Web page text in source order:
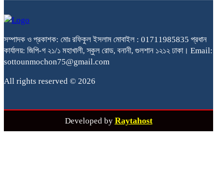
সম্পাদক ও প্রকাশক: মোঃ রফিকুল ইসলাম মোবাইল : 01711985835 প্রধান
কার্যালয়: জিপি-গ ২১/১ মহাখালী, স্কুল রোড, বনানী, গুলশান ১২১২ ঢাকা। Email:
sottounmochon75@gmail.com
All rights reserved © 2026
Developed by Raytahost